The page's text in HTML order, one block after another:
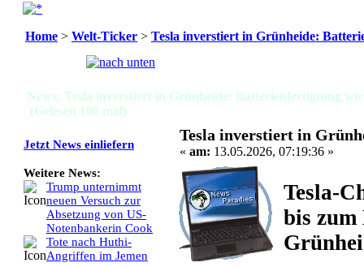
Home > Welt-Ticker > Tesla inverstiert in Grünheide:
News: Tesla inverstiert in Grünheide: Batterienfertigtung
(Gelesen 106 mal)
Jetzt News einliefern
Weitere News:
Trump unternimmt
neuen Versuch zur
Absetzung von US-
Notenbankerin Cook
Tote nach Huthi-
Angriffen im Jemen
Tesla inverstiert in
« am: 13.05.2026, 07:19:36 »
Tesla-
bis zum